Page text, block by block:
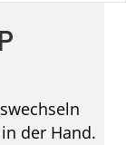
der Hand.